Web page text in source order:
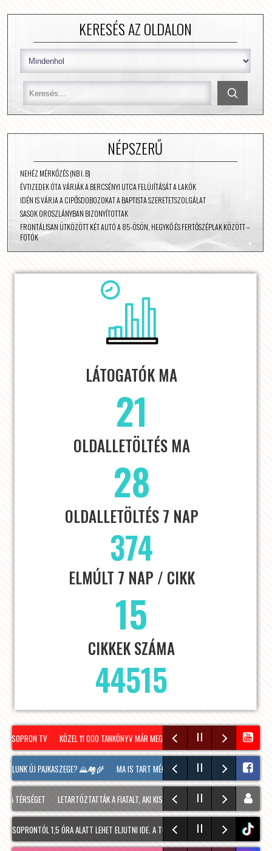
KERESÉS AZ OLDALON
NÉPSZERŰ
NEHÉZ MÉRKŐZÉS (NB I. B)
ÉVTIZEDEK ÓTA VÁRJÁK A BERCSÉNYI UTCA FELÚJÍTÁSÁT A LAKÓK
IDÉN IS VÁRJA A CIPŐSDOBOZOKAT A BAPTISTA SZERETETSZOLGÁLAT
SASOK OROSZLÁNYBAN BIZONYÍTOTTAK
FRONTÁLISAN ÜTKÖZÖTT KÉT AUTÓ A 85-ÖSÖN, HEGYKŐ ÉS FERTŐSZÉPLAK KÖZÖTT –
FOTÓK
LÁTOGATÓK MA
21
OLDALLETÖLTÉS MA
28
OLDALLETÖLTÉS 7 NAP
374
ELMÚLT 7 NAP / CIKK
15
CIKKEK SZÁMA
44515
SOPRON TV KÖZEL 11 000 TANKÖNYV MÁR MEGÉRKEZETT SOPRONBA A KÖVETKEZŐ
ÚJ PAJKASZEGE? 🌄🏘️🌾 MA IS TART MÉG A SOPRONI BORÜNNEP, 20
TÉRSÉGET LETARTÓZTATTÁK A FIATALT, AKI KIS HÍJÁN MEGÖLT EGY 28 ÉVES FÉRFIT
1,5 ÓRA ALATT LEHET ELJUTNI IDE. A TÚRA A PREINER GSCHEID tiktok